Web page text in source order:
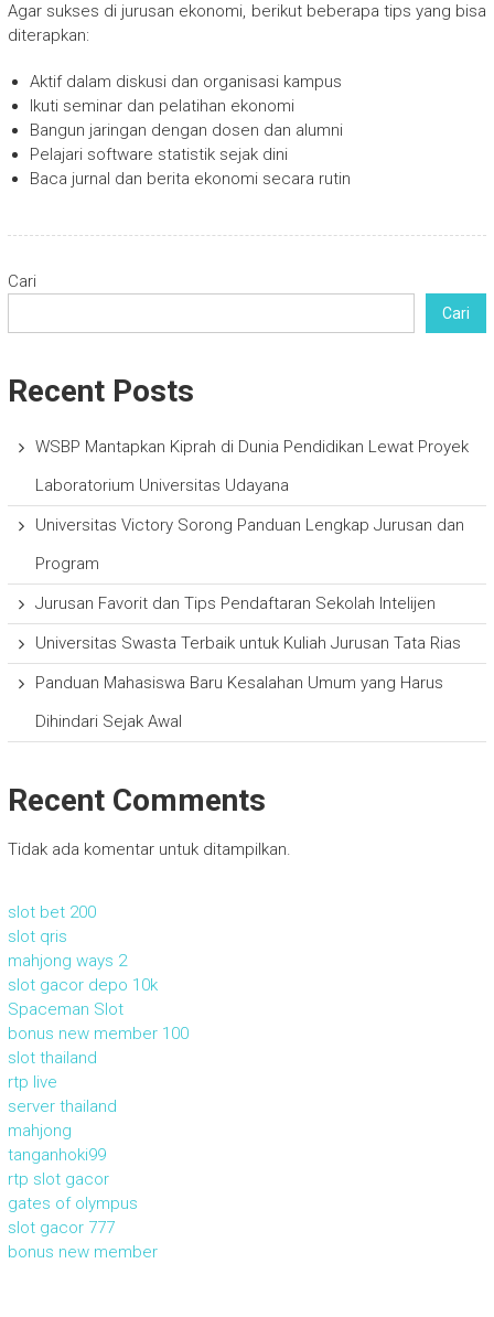
Agar sukses di jurusan ekonomi, berikut beberapa tips yang bisa
diterapkan:
Aktif dalam diskusi dan organisasi kampus
Ikuti seminar dan pelatihan ekonomi
Bangun jaringan dengan dosen dan alumni
Pelajari software statistik sejak dini
Baca jurnal dan berita ekonomi secara rutin
Cari
Cari
Recent Posts
WSBP Mantapkan Kiprah di Dunia Pendidikan Lewat Proyek
Laboratorium Universitas Udayana
Universitas Victory Sorong Panduan Lengkap Jurusan dan
Program
Jurusan Favorit dan Tips Pendaftaran Sekolah Intelijen
Universitas Swasta Terbaik untuk Kuliah Jurusan Tata Rias
Panduan Mahasiswa Baru Kesalahan Umum yang Harus
Dihindari Sejak Awal
Recent Comments
Tidak ada komentar untuk ditampilkan.
slot bet 200
slot qris
mahjong ways 2
slot gacor depo 10k
Spaceman Slot
bonus new member 100
slot thailand
rtp live
server thailand
mahjong
tanganhoki99
rtp slot gacor
gates of olympus
slot gacor 777
bonus new member